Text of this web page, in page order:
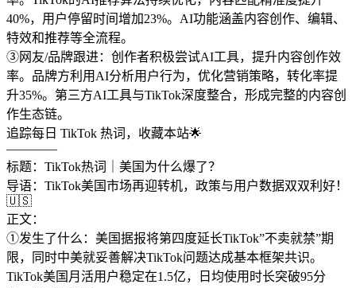
40%，用户停留时间增加23%。AI功能涵盖内容创作、编辑、
特效和推荐等全流程。
③网友/品牌跟进：创作者积极尝试AI工具，提升内容创作效
率。品牌方利用AI分析用户行为，优化营销策略，转化率提
升35%。第三方AI工具与TikTok深度整合，形成完整的内容创
作生态链。
追踪每日 TikTok 热词，收藏本站🌟
————
标题：TikTok热词｜美国为什么爆了？
导语：TikTok美国市场再迎转机，政策与用户数据双双利好！
🇺🇸
正文：
①发生了什么：美国据报将第四度延长TikTok”不卖就禁”期
限，同时中美就妥善解决TikTok问题达成基本框架共识。
TikTok美国月活用户稳定在1.5亿，日均使用时长突破95分